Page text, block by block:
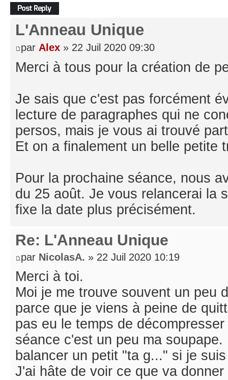
Répondre
L'Anneau Unique
par Alex » 22 Juil 2020 09:30
Merci à tous pour la création de
Je sais que c'est pas forcément
lecture de paragraphes qui ne
persos, mais je vous ai trouvé
Et on a finalement un belle petite
Pour la prochaine séance, nous
du 25 août. Je vous relancerai la
fixe la date plus précisément.
Re: L'Anneau Unique
par NicolasA. » 22 Juil 2020 10:19
Merci à toi.
Moi je me trouve souvent un peu
parce que je viens à peine de
pas eu le temps de
séance c'est un peu ma
balancer un petit "ta g..." si je
J'ai hâte de voir ce que va